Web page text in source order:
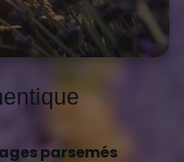
parsemés